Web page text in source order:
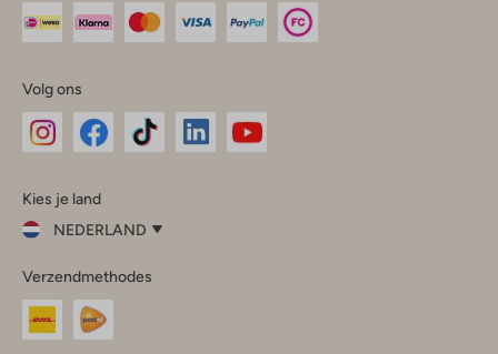
Volg ons
InstagramFacebook
Kies je land
NEDERLAND
je
land
Nederland
Verzendmethodes